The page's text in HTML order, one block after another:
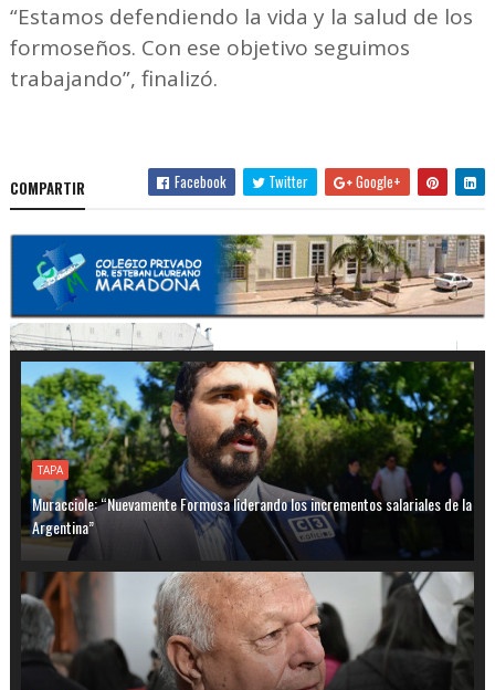
“Estamos defendiendo la vida y la salud de los
formoseños. Con ese objetivo seguimos
trabajando”, finalizó.
COMPARTIR Facebook Twitter Google+
TAPA
Muracciole: “Nuevamente Formosa liderando los incrementos salariales de la
Argentina”